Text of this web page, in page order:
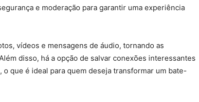
e moderação para garantir uma experiência
vídeos e mensagens de áudio, tornando as
disso, há a opção de salvar conexões interessantes
que é ideal para quem deseja transformar um bate-